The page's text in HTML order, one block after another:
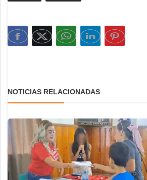
NOTICIAS RELACIONADAS